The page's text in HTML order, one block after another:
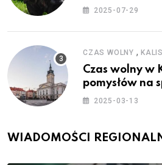
2025-07-29
CZAS WOLNY ,
Czas wolny w
pomysłów na
rodzinne
2025-03-13
WIADOMOŚCI